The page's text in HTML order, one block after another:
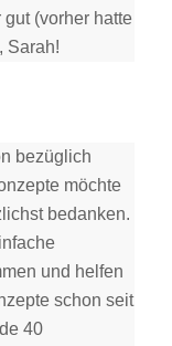
(vorher hatte
Sarah!
bezüglich
möchte
bedanken.
und helfen
schon seit
40